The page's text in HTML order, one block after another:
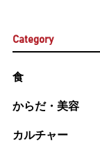
Category
食
からだ・美容
カルチャー